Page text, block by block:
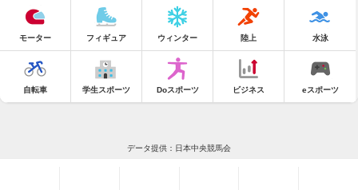
モーター フィギュア ウィンター 陸上 水泳
自転車 学生スポーツ Doスポーツ ビジネス eスポーツ
データ提供：日本中央競馬会